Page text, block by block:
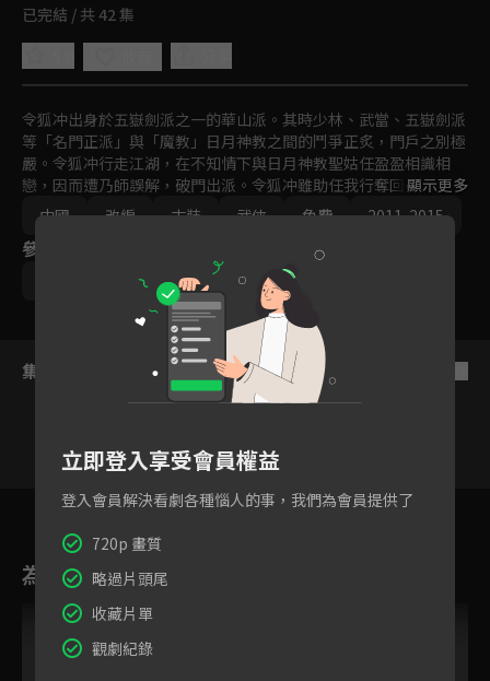
已完結 / 共 42 集
令狐冲出身於五嶽劍派之一的華山派。其時少林、武當、五嶽劍派
等「名門正派」與「魔教」日月神教之間的鬥爭正炙，門戶之別極
嚴。令狐冲行走江湖，在不知情下與日月神教聖姑任盈盈相識相
戀，因而遭乃師誤解，破門出派。令狐冲雖助任我行奪回日月神教
教主之位，卻洞悉任氏野心，不願助紂為虐；所幸任我行暴斃，江
江湖，從此不問世事、笑傲江湖。
顯示更多
中國
改編 古裝 武俠 免費 2011-2015
參與演員
陳喬恩 袁姍姍 楊蓉
集數列表
34 35 36 37 38
為您推薦
立即登入享受會員權益
登入會員解決看劇各種惱人的事，我們為會員提供了
720p 畫質
略過片頭尾
收藏片單
觀劇紀錄